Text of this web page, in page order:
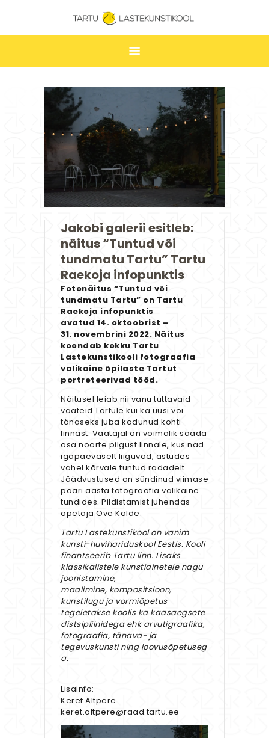
TARTU LASTEKUNSTIKOOL
ESILEHT
UUDISED
ÕPPIMINE
TUNNIPLAAN
LASTEKUNSTIKOOL
JAKOBI GALERII
KONTAKT
STUUDIUM
Jakobi galerii esitleb:
näitus “Tuntud või
tundmatu Tartu” Tartu
Raekoja infopunktis
Fotonäitus “Tuntud või
tundmatu Tartu” on Tartu
Raekoja infopunktis
avatud 14. oktoobrist –
31. novembrini 2022. Näitus
koondab kokku Tartu
Lastekunstikooli fotograafia
valikaine õpilaste Tartut
portreteerivad tööd.
Näitusel leiab nii vanu tuttavaid
vaateid Tartule kui ka uusi või
tänaseks juba kadunud kohti
linnast. Vaatajal on võimalik saada
osa noorte pilgust linnale, kus nad
igapäevaselt liiguvad, astudes
vahel kõrvale tuntud radadelt.
Jäädvustused on sündinud viimase
paari aasta fotograafia valikaine
tundides. Pildistamist juhendas
õpetaja Ove Kalde.
Tartu Lastekunstikool on vanim
kunsti-huvihariduskool Eestis. Kooli
finantseerib Tartu linn. Lisaks
klassikalistele kunstiainetele nagu
joonistamine,
maalimine, kompositsioon,
kunstilugu ja vormiõpetus
tegeletakse koolis ka kaasaegsete
distsipliinidega ehk arvutigraafika,
fotograafia, tänava- ja
tegevuskunsti ning loovusõpetuseg
a.
Lisainfo:
Keret Altpere
keret.altpere@raad.tartu.ee